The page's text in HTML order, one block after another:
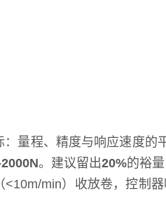
量程、精度与响应速度
。建议留出20%的裕
min）收放卷，控制